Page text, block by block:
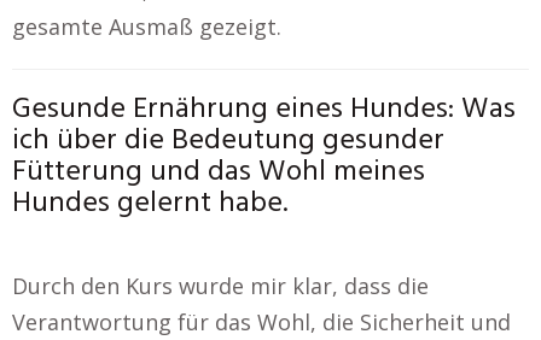
gesamte Ausmaß gezeigt.
Gesunde Ernährung eines Hundes: Was
ich über die Bedeutung gesunder
Fütterung und das Wohl meines
Hundes gelernt habe.
Durch den Kurs wurde mir klar, dass die
Verantwortung für das Wohl, die Sicherheit und